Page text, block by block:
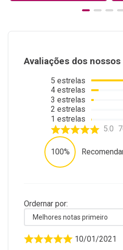
Avaliações dos
5 estrelas
4 estrelas
3 estrelas
2 estrelas
1 estrelas
5.0
100%
Ordernar por:
Melhores notas primeiro
10/01/2021